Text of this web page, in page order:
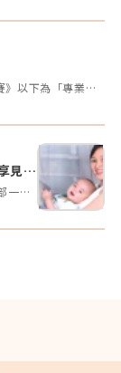
🎊新年快樂🎊感謝大家熱情參與《醫美案例洞察挑戰賽》以下為「專業評論獎得獎名單」、「活躍參與獎得獎者」及 「推薦好友獲獎者」！獎項將於 02/10（一）前陸續發放，請得獎者耐心等待小編通知💌還沒加入醫美圈圈官方LINE的朋友，記得趕快加入哦💖「點我加入醫美圈圈官方LINE」📢未來我們將舉辦更多有趣的活動，請持續關注，和我們一起探索醫美新知，解鎖更多驚喜獎勵✨ 專業評論獎《7-11購物金50元》 第一週得獎者 第二週得獎者 第三週得獎者 第四週得獎者 五 Timmy Cai 仁者 秦先生 Alita patty Er Yu 昱慧 Jenny T 仁者 秦先生 Er Yu Er Yu Er Yu Jenny T 仁者 仁者 秦先生 Alita Alita 秦先生 fff 小玲 Benson fff Lynnn Iris H MK 五 Jenny T fff 軒軒 軒軒 Chaowei Lynnn Jenny T Lynnn Alita Kimiko 活躍參與獎得獎者《7-11購物金100元》 仁者 Er Yu 秦先生 Alita 小玲 Jenny T Lynnn fff 推薦好友得獎者 獲得獎勵 仁者 LINE Points 10 點數 軒軒 LINE Points 5 點數 Chaowei LINE Points 10 點數
見解
【本週題目】安安是一位35歲的產後媽媽，產後腰腹部一直瘦不回去，她希望透過非侵入性的療程讓曲線回到產前的狀態。由於對疼痛較為敏感，她希望能選擇舒適度高的療程。請大家幫安安媽咪推薦適合的療程，幫助她輕鬆找回青春緊緻的身材線條。【本週活動時間】01 / 27（一）AM09:00 - 02 / 02（日） PM23:59【活動獎勵】 專業評論獎《7-11購物金50元》抽10名會員 推薦好友留言送《LINE Points 5點數》每人推薦好友上限2人【活動方式】 活動期間每週一AM09:00將在在討論區發布一個模擬的醫美案例。案例包含患者的需求、問題描述。會員需根據案例情境進行分析，並針對該案例提供建議或解決方案。可以提出不同的治療選項、分析治療結果，或者分享相關經驗。每位會員的回應需具體、實用。 官方將根據會員的回應品質來優先評選出「專業評論獎」，這些留言者將優先納入抽獎範圍，以提升其被抽中的機會。留言中若包含分析、建議或醫美知識等。 避免重複、抄襲回覆其他參與者，或發表與前後留言無關的內容。如「同意」、「好棒」等，將不計入抽獎資格。 當週活動的留言截止時間為每週日 23:59。經核對符合活動規範的留言後，將於2025 / 02 / 03（一）統一抽出每週 10 名幸運得主，並另在討論區公布得獎名單。 乙組會員帳號於當週活動僅限留言乙次。 會員連續4週參與《醫美案例洞察》活動者，將有額外抽「活躍參與獎」的機會，可獲得「7-11購物金100元」作為獎勵。【推薦好友留言送】 活動期間，推薦朋友至每週主題活動討論區留言，每成功推薦 1 人可額外獲得「LINE Points 5 點數」。每人最多可推薦 2 人，超過 2 人則無法再獲得額外獎勵。 若多人推薦同一位朋友，獎勵將優先發放給第一位完成回報資料並經核對無誤的推薦者，其他推薦者將不予發放獎勵。此外，若推薦的好友未參與留言，則該推薦視為無效，將不予發放獎勳。 推薦人需確認好友已完成留言，並於2025 / 02 / 02（日）23:59前加入「醫美圈圈官方LINE」，點選LINE圖文選單中的【推薦好友加入】填妥推薦好友問卷資料後提交。 若發現參加者有不當行為，包括使用假帳戶、重複推薦、內容不符合規定或其他影響活動公平性的行為，主辦方保留取消參與資格及不發放獎勵的權利。 所有推薦資料需於2025 / 02 / 02（日）23:59前提交，逾期將視為放棄獎勵資格。 所有推薦資料提交後，官方將進行核對與統計，核對無誤者，「LINE Points 5點數」統一於2025/02/10（一）23:59前陸續發放完畢。如因資料填寫錯誤或未在指定時間內提交而無法核對，恕不補發。<<<點我看更多活動詳情>>